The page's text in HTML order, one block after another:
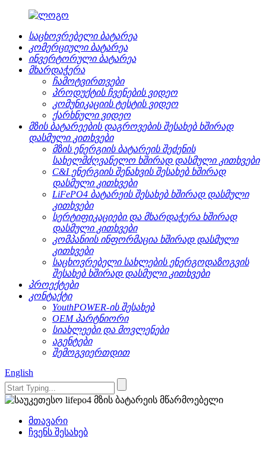
საცხოვრებელი ბატარეა
კომერციული ბატარეა
ინვერტორული ბატარეა
მხარდაჭერა
ჩამოტვირთვები
პროდუქტის ჩვენების ვიდეო
კომუნიკაციის ტესტის ვიდეო
ქარხნული ვიდეო
მზის ბატარეების დაგროვების შესახებ ხშირად
დასმული კითხვები
მზის ენერგიის ბატარეის შეძენის
სახელმძღვანელო ხშირად დასმული კითხვები
C&I ენერგიის შენახვის შესახებ ხშირად
დასმული კითხვები
LiFePO4 ბატარეის შესახებ ხშირად დასმული
კითხვები
სერტიფიკაციები და მხარდაჭერა ხშირად
დასმული კითხვები
კომპანიის ინფორმაცია ხშირად დასმული
კითხვები
საცხოვრებელი სახლების ენერგოდაზოგვის
შესახებ ხშირად დასმული კითხვები
პროექტები
კონტაქტი
YouthPOWER-ის შესახებ
OEM პარტნიორი
სიახლეები და მოვლენები
აგენტები
შემოგვიერთდით
English
მთავარი
ჩვენს შესახებ